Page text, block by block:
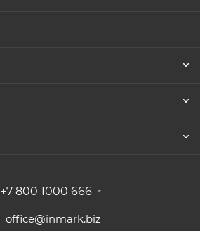
+7 800 1000 666
office@inmark.biz